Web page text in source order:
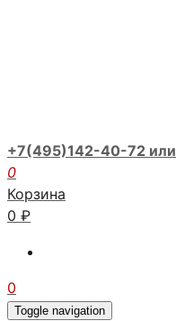
+7(495)142-40-72 или
0
Корзина
0 ₽
0
Toggle navigation